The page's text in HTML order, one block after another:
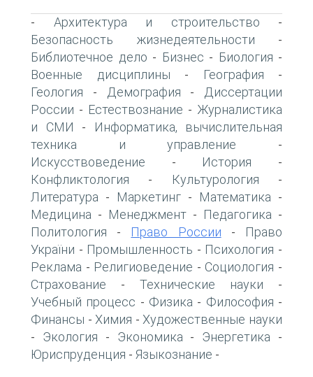
- Архитектура и строительство -
Безопасность жизнедеятельности -
Библиотечное дело - Бизнес - Биология -
Военные дисциплины - География -
Геология - Демография -
Диссертации
России - Естествознание - Журналистика
и СМИ -
Информатика, вычислительная
техника и управление -
Искусствоведение - История -
Конфликтология - Культурология -
Литература - Маркетинг - Математика -
Медицина - Менеджмент - Педагогика -
Политология - Право России -
Право
України - Промышленность - Психология -
Реклама - Религиоведение - Социология -
Страхование - Технические науки -
Учебный процесс - Физика - Философия -
Финансы - Химия - Художественные науки
- Экология - Экономика - Энергетика -
Юриспруденция - Языкознание -